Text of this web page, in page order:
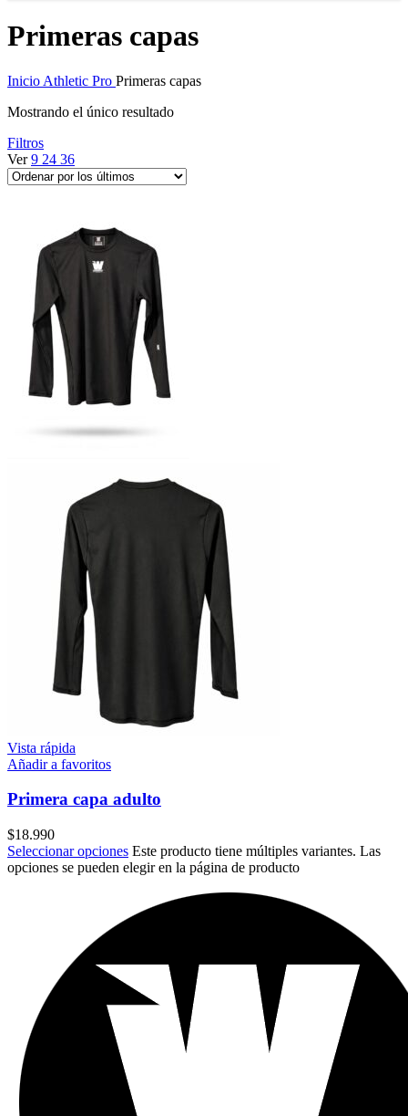
Primeras capas
Inicio Athletic Pro Primeras capas
Mostrando el único resultado
Filtros
Ver9 24 36
Vista rápida
Añadir a favoritos
Primera capa adulto
$18.990
Seleccionar opciones Este producto tiene múltiples variantes. Las
opciones se pueden elegir en la página de producto